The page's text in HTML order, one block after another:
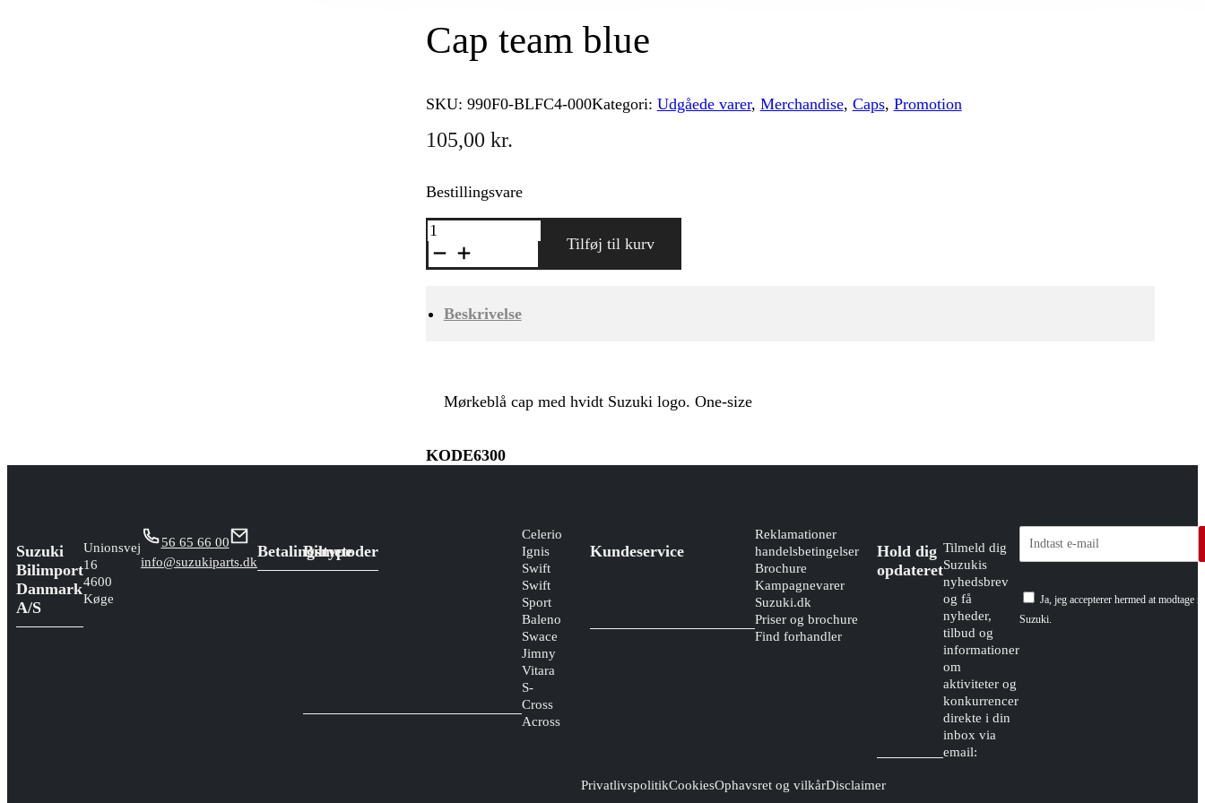
Cap team blue
SKU: 990F0-BLFC4-000Kategori: Udgåede varer, Merchandise, Caps, Promotion
105,00 kr.
Bestillingsvare
Cap
team
blue
antal
Tilføj til kurv
Beskrivelse
Mørkeblå cap med hvidt Suzuki logo. One-size
KODE6300
Suzuki
Bilimport
Danmark
A/S
Unionsvej
16
4600
Køge
56 65 66 00
info@suzukiparts.dk
Betalingsmetoder
Biltype
Celerio
Ignis
Swift
Swift
Sport
Baleno
Swace
Jimny
Vitara
S-
Cross
Across
Kundeservice
Reklamationer
handelsbetingelser
Brochure
Kampagnevarer
Suzuki.dk
Priser og brochure
Find forhandler
Hold dig
opdateret
Tilmeld dig
Suzukis
nyhedsbrev
og få
nyheder,
tilbud og
informationer
om
aktiviteter og
konkurrencer
direkte i din
inbox via
email:
Ja, jeg accepterer hermed at modtage
Suzuki.
PrivatlivspolitikCookiesOphavsret og vilkårDisclaimer